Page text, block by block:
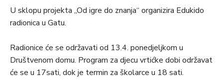
U sklopu projekta „Od igre do znanja“ organizira Edukido
radionica u Gatu.
Radionice će se održavati od 13.4. ponedjeljkom u
Društvenom domu. Program za djecu vrtićke dobi održavat
će se u 17sati, dok je termin za školarce u 18 sati.